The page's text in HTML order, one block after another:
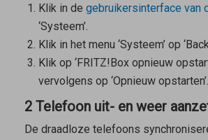
Klik in de gebruikersinterface van
‘Systeem’.
Klik in het menu ‘Systeem’ op
Klik op ‘FRITZ!Box opnieuw
vervolgens op ‘Opnieuw opstarten’.
2 Telefoon uit- en weer
De draadloze telefoons